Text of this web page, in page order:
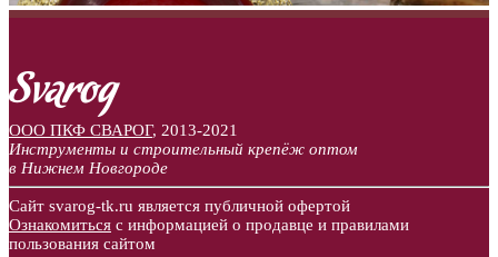
ООО ПКФ СВАРОГ, 2013-2021
Инструменты и строительный крепёж оптом
в Нижнем Новгороде
Сайт svarog-tk.ru является публичной офертой
Ознакомиться с информацией о продавце и правилами
пользования сайтом